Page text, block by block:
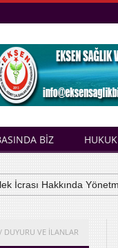
BİZ HUKUK
Hakkında Yönetmelik
/ DUYURU VE İLANLAR